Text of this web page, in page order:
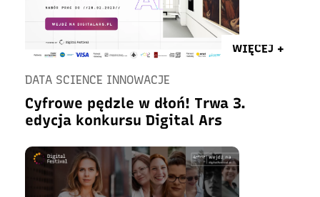
WIĘCEJ +
DATA SCIENCE INNOWACJE
Cyfrowe pędzle w dłoń! Trwa 3.
edycja konkursu Digital Ars